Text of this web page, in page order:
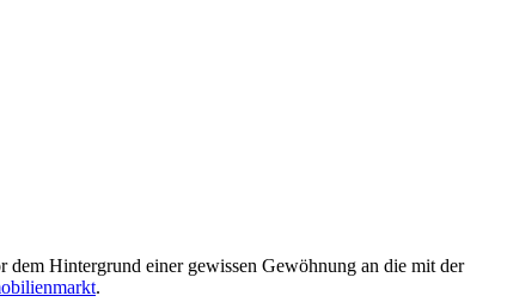
Hintergrund einer gewissen Gewöhnung an die mit der
.